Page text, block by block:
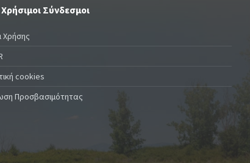
Χρήσιμοι Σύνδεσμοι
Χρήσης
cookies
Προσβασιμότητας